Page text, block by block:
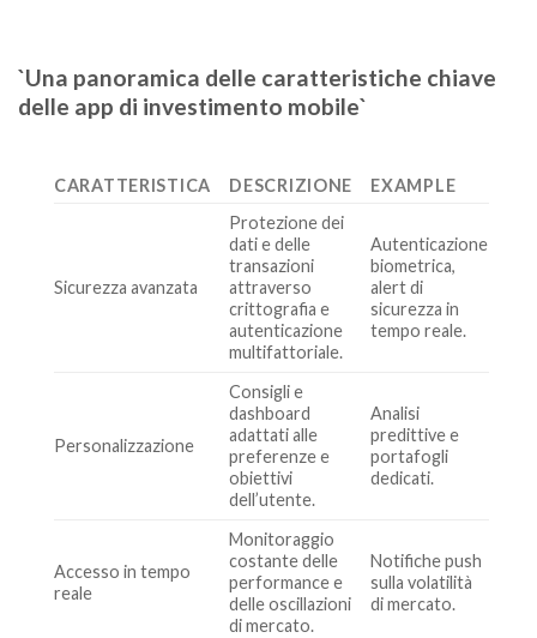
`Una panoramica delle caratteristiche chiave
delle app di investimento mobile`
CARATTERISTICA DESCRIZIONE EXAMPLE
Sicurezza avanzata
Protezione dei
dati e delle
transazioni
attraverso
crittografia e
autenticazione
multifattoriale.
Autenticazione
biometrica,
alert di
sicurezza in
tempo reale.
Personalizzazione
Consigli e
dashboard
adattati alle
preferenze e
obiettivi
dell’utente.
Analisi
predittive e
portafogli
dedicati.
Accesso in tempo
reale
Monitoraggio
costante delle
performance e
delle oscillazioni
di mercato.
Notifiche push
sulla volatilità
di mercato.